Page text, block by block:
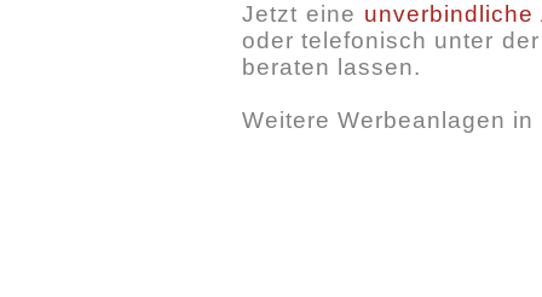
Jetzt eine unverbindliche
oder telefonisch unter
beraten lassen.
Weitere Werbeanlagen in